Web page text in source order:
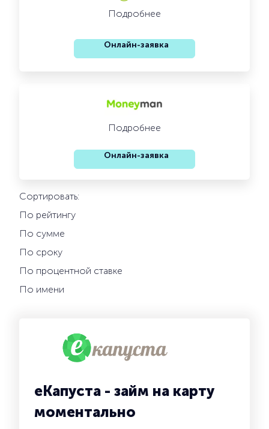
Подробнее
Онлайн-заявка
Подробнее
Онлайн-заявка
Сортировать:
По рейтингу
По сумме
По сроку
По процентной ставке
По имени
еКапуста - займ на карту
моментально